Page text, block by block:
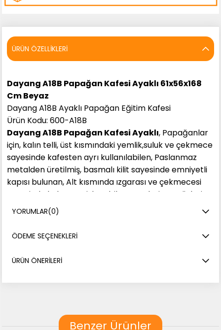
ÜRÜN ÖZELLIKLERI
Dayang A18B Papağan Kafesi Ayaklı 61x56x168
Cm Beyaz
Dayang A18B Ayaklı Papağan Eğitim Kafesi
Ürün Kodu: 600-A18B
Dayang A18B Papağan Kafesi Ayaklı, Papağanlar
için, kalın telli, üst kısmındaki yemlik,suluk ve çekmece
sayesinde kafesten ayrı kullanılabilen, Paslanmaz
metalden üretilmiş, basmalı kilit sayesinde emniyetli
kapısı bulunan, Alt kısmında ızgarası ve çekmecesi
sayesinde kolay temizlenebilen, Yemlerin ve tüylerin
saçılmasını engelleyen yan korumaları bulunan,
(korumalıklar istenildiğinde çıkartılabilir).
Öne çıkan özellikleri;
* Metal yemlik ve sulukları özel kapısı sayesinde
* Yemlik ve suluklarını evcil hayvanınızın çıkarıp
gibi durumlarla karşılaşmayacağınız ideal özelliklerde
YORUMLAR(0)
ÖDEME SEÇENEKLERI
ÜRÜN ÖNERILERI
Benzer Ürünler